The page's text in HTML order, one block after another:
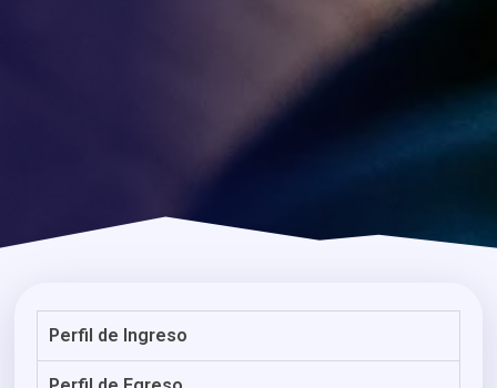
Perfil de Ingreso